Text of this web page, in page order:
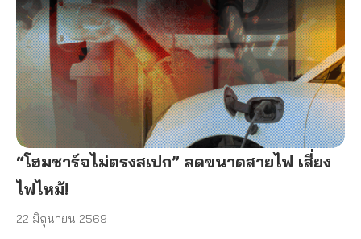
“โฮมชาร์จไม่ตรงสเปก” ลดขนาดสายไฟ เสี่ยง
ไฟไหม้!
22 มิถุนายน 2569